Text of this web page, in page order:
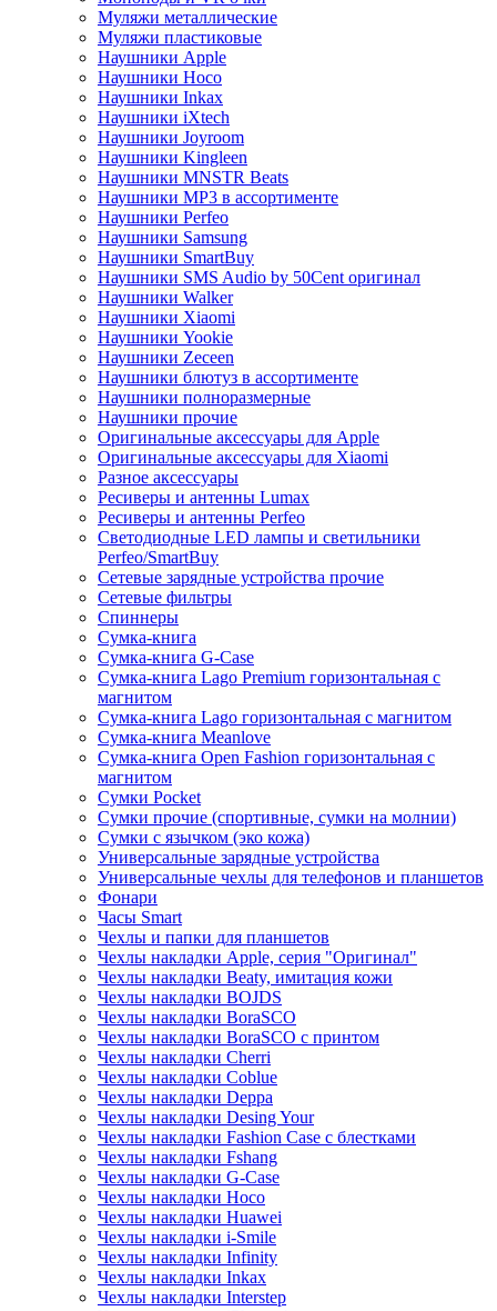
Муляжи металлические
Муляжи пластиковые
Наушники Apple
Наушники Hoco
Наушники Inkax
Наушники iXtech
Наушники Joyroom
Наушники Kingleen
Наушники MNSTR Beats
Наушники MP3 в ассортименте
Наушники Perfeo
Наушники Samsung
Наушники SmartBuy
Наушники SMS Audio by 50Cent оригинал
Наушники Walker
Наушники Xiaomi
Наушники Yookie
Наушники Zeceen
Наушники блютуз в ассортименте
Наушники полноразмерные
Наушники прочие
Оригинальные аксессуары для Apple
Оригинальные аксессуары для Xiaomi
Разное аксессуары
Ресиверы и антенны Lumax
Ресиверы и антенны Perfeo
Светодиодные LED лампы и светильники
Perfeo/SmartBuy
Сетевые зарядные устройства прочие
Сетевые фильтры
Спиннеры
Сумка-книга
Сумка-книга G-Case
Сумка-книга Lago Premium горизонтальная с
магнитом
Сумка-книга Lago горизонтальная с магнитом
Сумка-книга Meanlove
Сумка-книга Open Fashion горизонтальная с
магнитом
Сумки Pocket
Сумки прочие (спортивные, сумки на молнии)
Сумки с язычком (эко кожа)
Универсальные зарядные устройства
Универсальные чехлы для телефонов и планшетов
Фонари
Часы Smart
Чехлы и папки для планшетов
Чехлы накладки Apple, серия "Оригинал"
Чехлы накладки Beaty, имитация кожи
Чехлы накладки BOJDS
Чехлы накладки BoraSCO
Чехлы накладки BoraSCO с принтом
Чехлы накладки Cherri
Чехлы накладки Coblue
Чехлы накладки Deppa
Чехлы накладки Desing Your
Чехлы накладки Fashion Case с блестками
Чехлы накладки Fshang
Чехлы накладки G-Case
Чехлы накладки Hoco
Чехлы накладки Huawei
Чехлы накладки i-Smile
Чехлы накладки Infinity
Чехлы накладки Inkax
Чехлы накладки Interstep